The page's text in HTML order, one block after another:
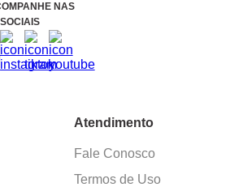
NAS
Atendimento
Fale Conosco
Termos de Uso